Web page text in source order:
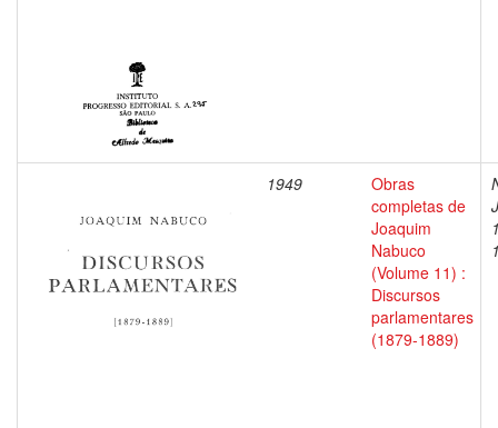
1949
Obras
completas de
Joaquim
Nabuco
(Volume 11) :
Discursos
parlamentares
(1879-1889)